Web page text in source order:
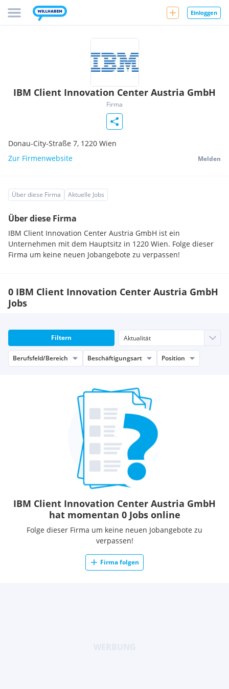
Einloggen
IBM Client Innovation Center Austria GmbH
Firma
Donau-City-Straße 7, 1220 Wien
Zur Firmenwebsite
Melden
Über diese Firma Aktuelle Jobs
Über diese Firma
IBM Client Innovation Center Austria GmbH ist ein
Unternehmen mit dem Hauptsitz in 1220 Wien. Folge dieser
Firma um keine neuen Jobangebote zu verpassen!
0 IBM Client Innovation Center Austria GmbH
Jobs
Filtern
Berufsfeld/Bereich Beschäftigungsart Position
IBM Client Innovation Center Austria GmbH
hat momentan 0 Jobs online
Folge dieser Firma um keine neuen Jobangebote zu
verpassen!
Firma folgen